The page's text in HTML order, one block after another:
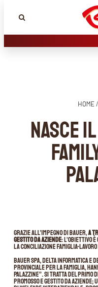
HOME /
Nasce
Grazie all’impegno di Bauer,a
gestito da aziende: l’obiettivo
la conciliazione famiglia-
Bauer Spa, Delta Informatica e
provinciale per la famiglia,
Palazzine”. Si tratta del
promosso e gestito da